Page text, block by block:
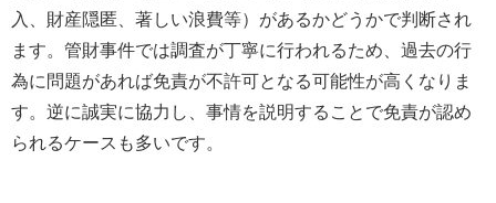
入、財産隠匿、著しい浪費等）があるかどうかで判断され
ます。管財事件では調査が丁寧に行われるため、過去の行
為に問題があれば免責が不許可となる可能性が高くなりま
す。逆に誠実に協力し、事情を説明することで免責が認め
られるケースも多いです。